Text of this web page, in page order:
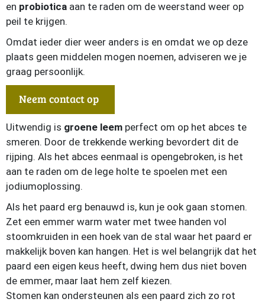
en probiotica aan te raden om de weerstand weer op
peil te krijgen.
Omdat ieder dier weer anders is en omdat we op deze
plaats geen middelen mogen noemen, adviseren we je
graag persoonlijk.
Neem contact op
Uitwendig is groene leem perfect om op het abces te
smeren. Door de trekkende werking bevordert dit de
rijping. Als het abces eenmaal is opengebroken, is het
aan te raden om de lege holte te spoelen met een
jodiumoplossing.
Als het paard erg benauwd is, kun je ook gaan stomen.
Zet een emmer warm water met twee handen vol
stoomkruiden in een hoek van de stal waar het paard er
makkelijk boven kan hangen. Het is wel belangrijk dat het
paard een eigen keus heeft, dwing hem dus niet boven
de emmer, maar laat hem zelf kiezen.
Stomen kan ondersteunen als een paard zich zo rot